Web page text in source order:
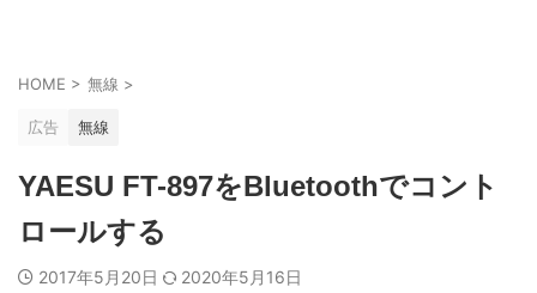
HOME > 無線 >
広告 無線
YAESU FT-897をBluetoothでコント
ロールする
2017年5月20日 2020年5月16日